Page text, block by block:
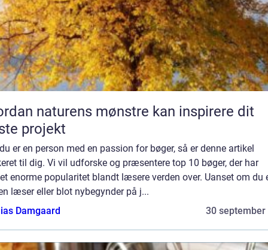
naturens mønstre kan inspirere dit
projekt
er en person med en passion for bøger, så er denne artikel
til dig. Vi vil udforske og præsentere top 10 bøger, der har
enorme popularitet blandt læsere verden over. Uanset om du
læser eller blot nybegynder på j...
Damgaard
30 september